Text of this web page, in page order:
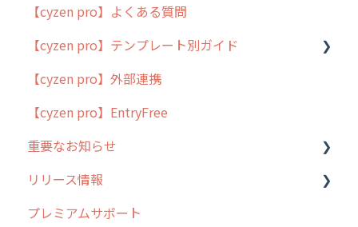
簡易マニュアル
cyzen proの位置情報取得について
用語集
よくある質問
【cyzen pro】よくある質問
【cyzen pro】テンプレート別ガイド
ポスティング
ラウンダー
メンテナンス
外廻り営業
清掃
【cyzen pro】外部連携
【cyzen pro】EntryFree
重要なお知らせ
過去の重要なお知らせ
障害情報
リリース情報
リリース
プレミアムサポート